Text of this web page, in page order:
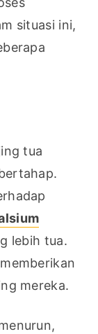
situasi ini,
tua
lebih tua.
mereka.